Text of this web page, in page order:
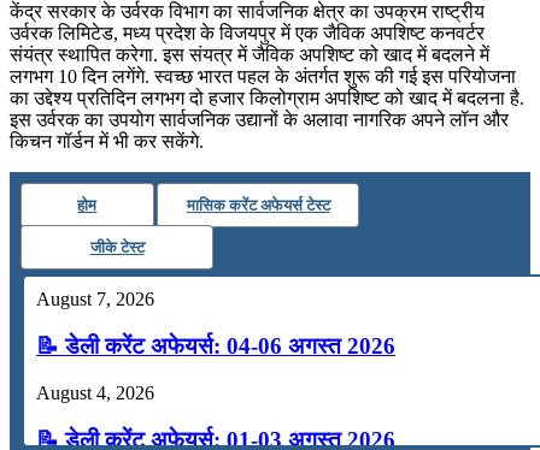
केंद्र सरकार के उर्वरक विभाग का सार्वजनिक क्षेत्र का उपक्रम राष्ट्रीय
उर्वरक लिमिटेड, मध्य प्रदेश के विजयपुर में एक जैविक अपशिष्ट कनवर्टर
संयंत्र स्थापित करेगा. इस संयत्र में जैविक अपशिष्‍ट को खाद में बदलने में
लगभग 10 दिन लगेंगे. स्वच्छ भारत पहल के अंतर्गत शुरू की गई इस परियोजना
का उद्देश्य प्रतिदिन लगभग दो हजार किलोग्राम अपशिष्‍ट को खाद में बदलना है.
इस उर्वरक का उपयोग सार्वजनिक उद्यानों के अलावा नागरिक अपने लॉन और
किचन गॉर्डन में भी कर सकेंगे.
होम मासिक करेंट अफेयर्स टेस्ट
जीके टेस्ट
August 7, 2026
📝 डेली करेंट अफेयर्स: 04-06 अगस्त 2026
August 4, 2026
📝 डेली करेंट अफेयर्स: 01-03 अगस्त 2026